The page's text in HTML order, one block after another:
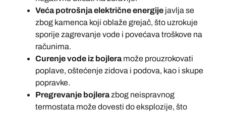
Veća potrošnja električne energije javlja se
zbog kamenca koji oblaže grejač, što uzrokuje
sporije zagrevanje vode i povećava troškove na
računima.
Curenje vode iz bojleramože prouzrokovati
poplave, oštećenje zidova i podova, kao i skupe
popravke.
Pregrevanje bojlerazbog neispravnog
termostata može dovesti do eksplozije, što